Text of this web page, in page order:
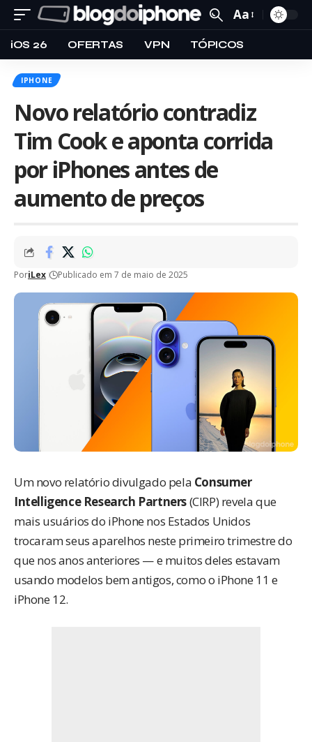
Aa
iOS 26 OFERTAS VPN TÓPICOS
IPHONE
Novo relatório contradiz
Tim Cook e aponta corrida
por iPhones antes de
aumento de preços
PoriLex Publicado em 7 de maio de 2025
Um novo relatório divulgado pela Consumer
Intelligence Research Partners(CIRP) revela que
mais usuários do iPhone nos Estados Unidos
trocaram seus aparelhos neste primeiro trimestre do
que nos anos anteriores — e muitos deles estavam
usando modelos bem antigos, como o iPhone 11 e
iPhone 12.